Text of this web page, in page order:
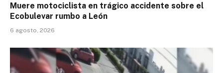
Muere motociclista en trágico accidente sobre el
Ecobulevar rumbo a León
6 agosto, 2026